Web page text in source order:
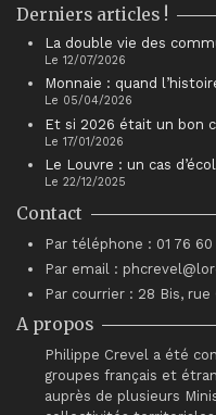
Derniers articles !
La double vie des
Le 12/07/2026
Monnaie : quand
Le 05/04/2026
Et si 2026 était un bon
Le 17/01/2026
Le Louvre : un cas
Le 22/12/2025
Contact
Par téléphone : 01 76
Par email :
Par courrier : 28 Bis,
A propos
Philippe Crevel a été
groupes français et
auprès de plusieurs